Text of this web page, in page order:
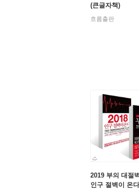
(큰글자책)
흐름출판
2019 부의 대절
인구 절벽이 온다